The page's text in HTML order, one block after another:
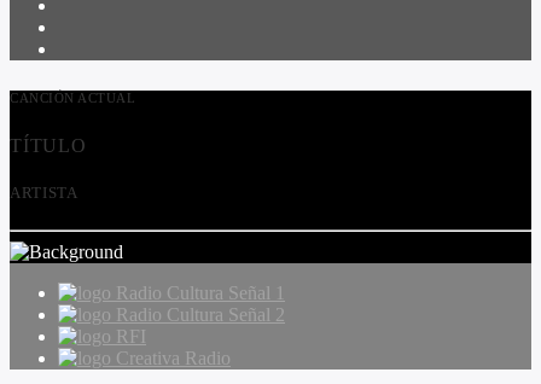
CANCIÓN ACTUAL
TÍTULO
ARTISTA
Radio Cultura Señal 1
Radio Cultura Señal 2
RFI
Creativa Radio